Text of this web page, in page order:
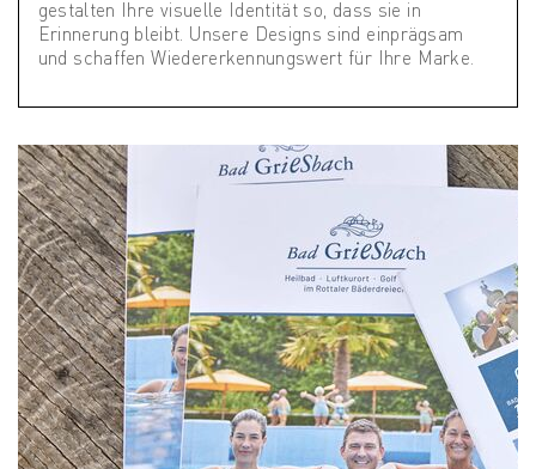
gestalten Ihre visuelle Identität so, dass sie in
Erinnerung bleibt. Unsere Designs sind einprägsam
und schaffen Wiedererkennungswert für Ihre Marke.